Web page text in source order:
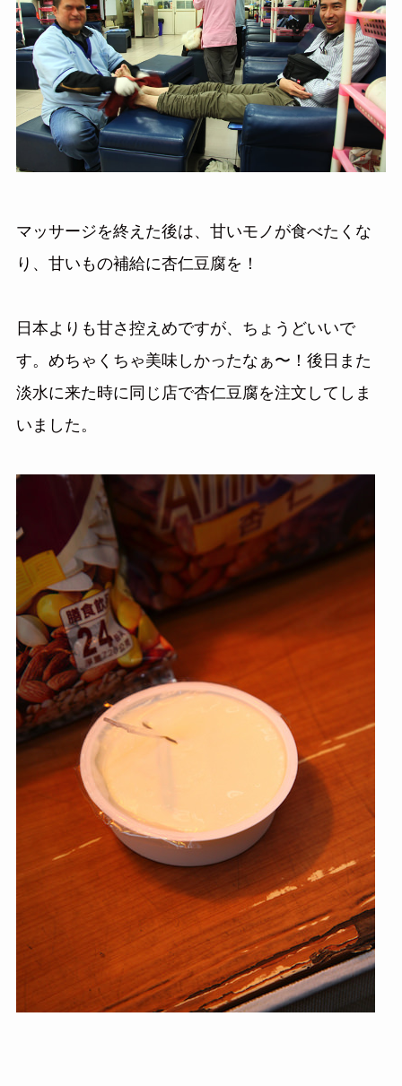
マッサージを終えた後は、甘いモノが食べたくな
り、甘いもの補給に杏仁豆腐を！
日本よりも甘さ控えめですが、ちょうどいいで
す。めちゃくちゃ美味しかったなぁ〜！後日また
淡水に来た時に同じ店で杏仁豆腐を注文してしま
いました。